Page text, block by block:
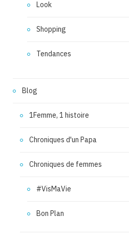
Look
Shopping
Tendances
Blog
1Femme, 1 histoire
Chroniques d'un Papa
Chroniques de femmes
#VisMaVie
Bon Plan